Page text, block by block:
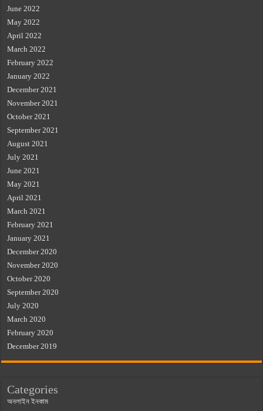
June 2022
May 2022
April 2022
March 2022
February 2022
January 2022
December 2021
November 2021
October 2021
September 2021
August 2021
July 2021
June 2021
May 2021
April 2021
March 2021
February 2021
January 2021
December 2020
November 2020
October 2020
September 2020
July 2020
March 2020
February 2020
December 2019
Categories
অনলাইন ইনকাম